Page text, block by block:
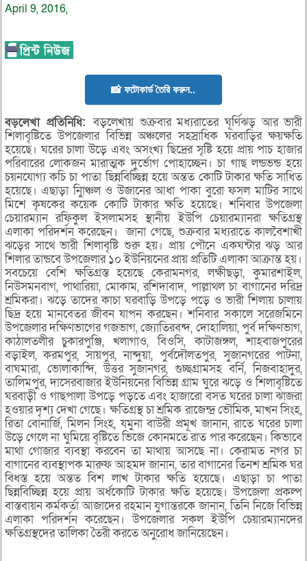
April 9, 2016,
📸 ফটোকার্ড তৈরি করুন..
বড়লেখা প্রতিনিধি:বড়লেখায় শুক্রবার মধ্যরাতের ঘূর্ণিঝড় আর ভারী
শিলাবৃষ্টিতে উপজেলার বিভিন্ন অঞ্চলের সহস্রাধিক ঘরবাড়ির ক্ষয়ক্ষতি
হয়েছে। ঘরের চালা উড়ে এবং অসংখ্য ছিদ্রের সৃষ্টি হয়ে প্রায় পাচ হাজার
পরিবারের লোকজন মারাত্মক দুর্ভোগ পোহাচ্ছেন। চা গাছ লন্ডভন্ড হয়ে
চয়নযোগ্য কচি চা পাতা ছিন্নবিচ্ছিন্ন হয়ে অন্তত কোটি টাকার ক্ষতি সাধিত
হয়েছে। এছাড়া নিুাঞ্চল ও উজানের আধা পাকা বুরো ফসল মাটির সাথে
মিশে কৃষকের কয়েক কোটি টাকার ক্ষতি হয়েছে। শনিবার উপজেলা
চেয়ারম্যান রফিকুল ইসলামসহ স্থানীয় ইউপি চেয়ারম্যানরা ক্ষতিগ্রস্থ
এলাকা পরিদর্শন করেছেন। জানা গেছে, শুক্রবার মধ্যরাতে কালবৈশাখী
ঝড়ের সাথে ভারী শিলাবৃষ্টি শুরু হয়। প্রায় পৌনে একঘন্টার ঝড় আর
শিলার তান্ডবে উপজেলার ১০ ইউনিয়নের প্রায় প্রতিটি এলাকা আক্রান্ত হয়।
সবচেয়ে বেশি ক্ষতিগ্রস্ত হয়েছে কেরামনগর, লক্ষীছড়া, কুমারশাইল,
নিউসমনবাগ, পাথারিয়া, মোকাম, রশিদাবাদ, পাল্লাথল চা বাগানের দরিদ্র
শ্রমিকরা। ঝড়ে তাদের কাচা ঘরবাড়ি উপড়ে পড়ে ও ভারী শিলায় চালায়
ছিদ্র হয়ে মানবেতর জীবন যাপন করছেন। শনিবার সকালে সরেজমিনে
উপজেলার দক্ষিণভাগের গজভাগ, জ্যোতিরবন্দ, দোহালিয়া, পুর্ব দক্ষিণভাগ,
কাঠালতলীর চুকারপুঞ্জি, খলাগাও, বিওসি, কাটাজঙ্গল, শাহবাজপুরের
বড়াইল, করমপুর, সায়পুর, নান্দুয়া, পুর্বদৌলতপুর, সুজানগরের পাটনা,
বাঘমারা, ভোলাকান্দি, উত্তর সুজানগর, গুচ্ছগ্রামসহ বর্নি, নিজবাহাদুর,
তালিমপুর, দাসেরবাজার ইউনিয়নের বিভিন্ন গ্রাম ঘুরে ঝড়ে ও শিলাবৃষ্টিতে
ঘরবাড়ী ও গাছপালা উপড়ে পড়তে এবং হাজারো বসত ঘরের চালা ঝাজরা
হওয়ার দৃশ্য দেখা গেছে। ক্ষতিগ্রস্থ চা শ্রমিক রাজেন্দ্র ভৌমিক, মাখন সিংহ,
রিতা বোনার্জি, মিলন সিংহ, যমুনা বাউরী প্রমূখ জানান, রাতে ঘরের চালা
উড়ে গেলে না ঘুমিয়ে বৃষ্টিতে ভিজে কোনমতে রাত পার করেছেন। কিভাবে
মাথা গোজার ব্যবস্থা করবেন তা মাথায় আসছে না। কেরামত নগর চা
বাগানের ব্যবস্থাপক মারুফ আহমদ জানান, তার বাগানের তিনশ শ্রমিক ঘর
বিধস্ত হয়ে অন্তত বিশ লাখ টাকার ক্ষতি হয়েছে। এছাড়া চা পাতা
ছিন্নবিচ্ছিন্ন হয়ে প্রায় অর্ধকোটি টাকার ক্ষতি হয়েছে। উপজেলা প্রকল্প
বাস্তবায়ন কর্মকর্তা আজাদের রহমান যুগান্তরকে জানান, তিনি নিজে বিভিন্ন
এলাকা পরিদর্শন করেছেন। উপজেলার সকল ইউপি চেয়ারম্যানদের
ক্ষতিগ্রস্থদের তালিকা তৈরী করতে অনুরোধ জানিয়েছেন।